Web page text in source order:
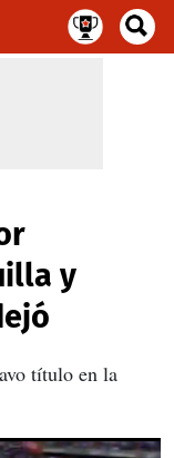
y
título en la